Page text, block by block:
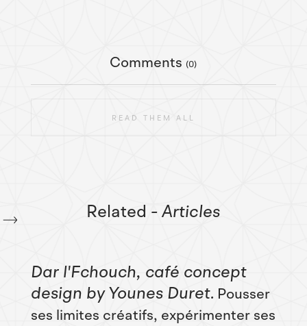
Comments (0)
READ THEM ALL
Related - Articles
Dar l'Fchouch, café concept
design by Younes Duret Pousser
ses limites créatifs, expérimenter ses